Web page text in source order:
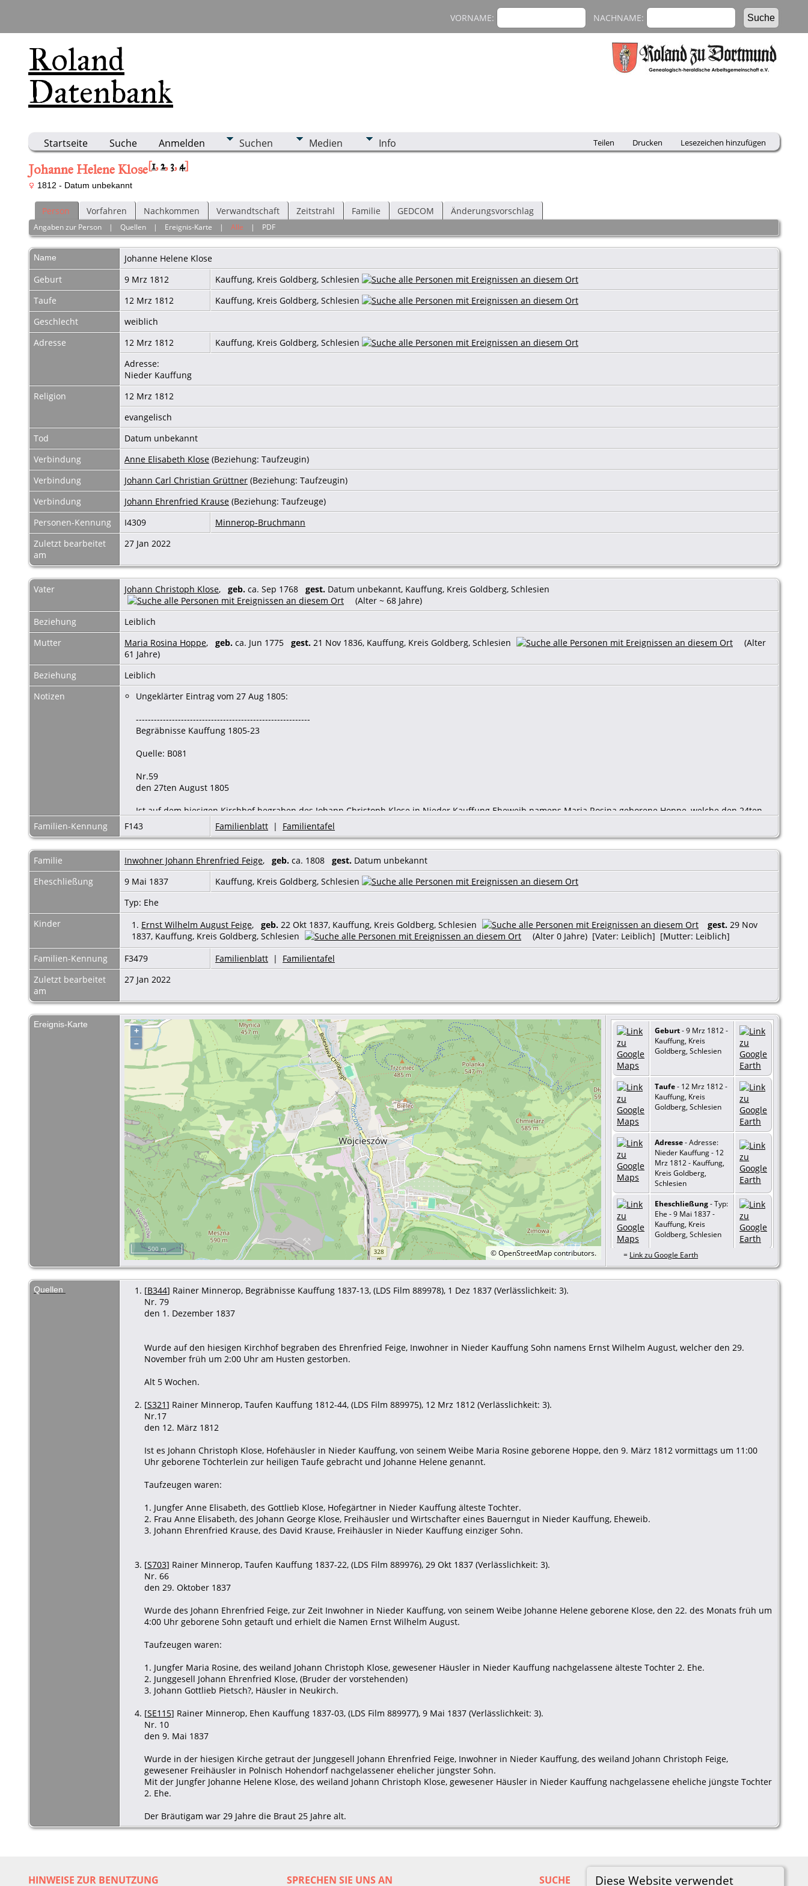
Roland
Datenbank
VORNAME: NACHNAME:
Startseite Suche Anmelden Suchen Medien Info Teilen Drucken Lesezeichen hinzufügen
Diese Website verwendet
Johanne Helene Klose[1,2,3,4]
1812 - Datum unbekannt
Person Vorfahren Nachkommen Verwandtschaft Zeitstrahl Familie GEDCOM Änderungsvorschlag
Angaben zur Person |Quellen | Ereignis-Karte |Alle | PDF
Name Johanne Helene Klose
Geburt
9 Mrz 1812
Kauffung, Kreis Goldberg, Schlesien
Taufe
12 Mrz 1812
Kauffung, Kreis Goldberg, Schlesien
Geschlecht
weiblich
Adresse
12 Mrz 1812
Kauffung, Kreis Goldberg, Schlesien
Adresse:
Nieder Kauffung
Religion
12 Mrz 1812
evangelisch
Tod
Datum unbekannt
Verbindung
Anne Elisabeth Klose (Beziehung: Taufzeugin)
Verbindung
Johann Carl Christian Grüttner (Beziehung: Taufzeugin)
Verbindung
Johann Ehrenfried Krause (Beziehung: Taufzeuge)
Personen-Kennung
I4309
Minnerop-Bruchmann
Zuletzt bearbeitet
am
27 Jan 2022
Vater Johann Christoph Klose, geb. ca. Sep 1768 gest. Datum unbekannt, Kauffung, Kreis Goldberg, Schlesien
(Alter ~ 68 Jahre)
Beziehung
Leiblich
Mutter
Maria Rosina Hoppe, geb. ca. Jun 1775 gest. 21 Nov 1836, Kauffung, Kreis Goldberg, Schlesien
(Alter
61 Jahre)
Beziehung
Leiblich
Notizen
Ungeklärter Eintrag vom 27 Aug 1805:
----------------------------------------------------------
Begräbnisse Kauffung 1805-23
Quelle: B081
Nr.59
den 27ten August 1805
Ist auf dem hiesigen Kirchhof begraben des Johann Christoph Klose in Nieder Kauffung Eheweib namens Maria Rosina geborene Hoppe, welche den 24ten
August 1805 vormittags um 10 Uhr an der Abzehrung gestorben. Alt 31 Jahr und 7 Monat.
-----------------------------------------------------------
Es ist zu klären was hier vorliegt, da die verstorbene Maria Rosine Hoppe 1810 in einem Taufeintrag als Mutter angegeben wird. Quelle S19, Taufen Kauffung
1810 Pag 10
Rainer Minnerop, 4 Nov 2015
Familien-Kennung F143 Familienblatt | Familientafel
Familie Inwohner Johann Ehrenfried Feige, geb. ca. 1808 gest. Datum unbekannt
Eheschließung
9 Mai 1837
Kauffung, Kreis Goldberg, Schlesien
Typ: Ehe
Kinder
1. Ernst Wilhelm August Feige, geb. 22 Okt 1837, Kauffung, Kreis Goldberg, Schlesien gest. 29 Nov
1837, Kauffung, Kreis Goldberg, Schlesien
(Alter 0 Jahre) [Vater: Leiblich] [Mutter: Leiblich]
Familien-Kennung
F3479 Familienblatt | Familientafel
Zuletzt bearbeitet
am
27 Jan 2022
Ereignis-Karte
+
–
©OpenStreetMapcontributors.
500 m
Geburt- 9 Mrz 1812 -
Kauffung, Kreis
Goldberg, Schlesien
Taufe- 12 Mrz 1812 -
Kauffung, Kreis
Goldberg, Schlesien
Adresse- Adresse:
Nieder Kauffung - 12
Mrz 1812 - Kauffung,
Kreis Goldberg,
Schlesien
Eheschließung- Typ:
Ehe - 9 Mai 1837 -
Kauffung, Kreis
Goldberg, Schlesien
= Link zu Google Earth
Quellen [B344] Rainer Minnerop, Begräbnisse Kauffung 1837-13, (LDS Film 889978), 1 Dez 1837 (Verlässlichkeit: 3).
Nr. 79
den 1. Dezember 1837
Wurde auf den hiesigen Kirchhof begraben des Ehrenfried Feige, Inwohner in Nieder Kauffung Sohn namens Ernst Wilhelm August, welcher den 29.
November früh um 2:00 Uhr am Husten gestorben.
Alt 5 Wochen.
[S321] Rainer Minnerop, Taufen Kauffung 1812-44, (LDS Film 889975), 12 Mrz 1812 (Verlässlichkeit: 3).
Nr.17
den 12. März 1812
Ist es Johann Christoph Klose, Hofehäusler in Nieder Kauffung, von seinem Weibe Maria Rosine geborene Hoppe, den 9. März 1812 vormittags um 11:00
Uhr geborene Töchterlein zur heiligen Taufe gebracht und Johanne Helene genannt.
Taufzeugen waren:
1. Jungfer Anne Elisabeth, des Gottlieb Klose, Hofegärtner in Nieder Kauffung älteste Tochter.
2. Frau Anne Elisabeth, des Johann George Klose, Freihäusler und Wirtschafter eines Bauerngut in Nieder Kauffung, Eheweib.
3. Johann Ehrenfried Krause, des David Krause, Freihäusler in Nieder Kauffung einziger Sohn.
[S703] Rainer Minnerop, Taufen Kauffung 1837-22, (LDS Film 889976), 29 Okt 1837 (Verlässlichkeit: 3).
Nr. 66
den 29. Oktober 1837
Wurde des Johann Ehrenfried Feige, zur Zeit Inwohner in Nieder Kauffung, von seinem Weibe Johanne Helene geborene Klose, den 22. des Monats früh um
4:00 Uhr geborene Sohn getauft und erhielt die Namen Ernst Wilhelm August.
Taufzeugen waren:
1. Jungfer Maria Rosine, des weiland Johann Christoph Klose, gewesener Häusler in Nieder Kauffung nachgelassene älteste Tochter 2. Ehe.
2. Junggesell Johann Ehrenfried Klose, (Bruder der vorstehenden)
3. Johann Gottlieb Pietsch?, Häusler in Neukirch.
[SE115] Rainer Minnerop, Ehen Kauffung 1837-03, (LDS Film 889977), 9 Mai 1837 (Verlässlichkeit: 3).
Nr. 10
den 9. Mai 1837
Wurde in der hiesigen Kirche getraut der Junggesell Johann Ehrenfried Feige, Inwohner in Nieder Kauffung, des weiland Johann Christoph Feige,
gewesener Freihäusler in Polnisch Hohendorf nachgelassener ehelicher jüngster Sohn.
Mit der Jungfer Johanne Helene Klose, des weiland Johann Christoph Klose, gewesener Häusler in Nieder Kauffung nachgelassene eheliche jüngste Tochter
2. Ehe.
Der Bräutigam war 29 Jahre die Braut 25 Jahre alt.
HINWEISE ZUR BENUTZUNG SPRECHEN SIE UNS AN SUCHE